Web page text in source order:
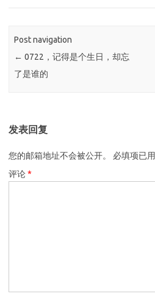
Post navigation
← 0722，记得是个生日，却忘
了是谁的
发表回复
您的邮箱地址不会被公开。 必填项已用
评论*